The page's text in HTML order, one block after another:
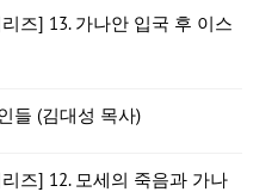
즈] 13. 가나안 입국 후 이스
들 (김대성 목사)
즈] 12. 모세의 죽음과 가나